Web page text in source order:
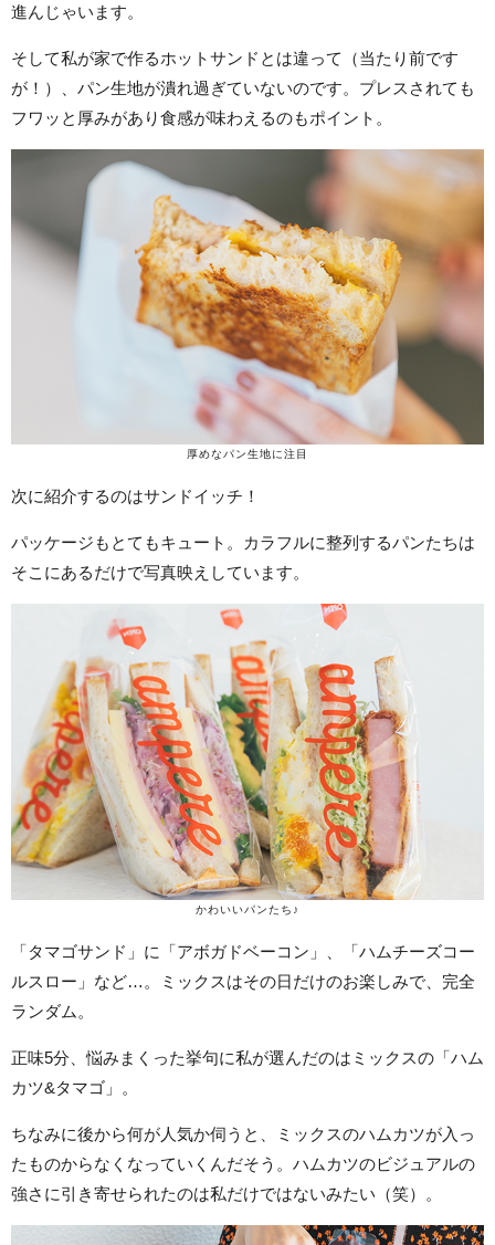
進んじゃいます。
そして私が家で作るホットサンドとは違って（当たり前です
が！）、パン生地が潰れ過ぎていないのです。プレスされても
フワッと厚みがあり食感が味わえるのもポイント。
厚めなパン生地に注目
次に紹介するのはサンドイッチ！
パッケージもとてもキュート。カラフルに整列するパンたちは
そこにあるだけで写真映えしています。
かわいいパンたち♪
「タマゴサンド」に「アボガドベーコン」、「ハムチーズコー
ルスロー」など…。ミックスはその日だけのお楽しみで、完全
ランダム。
正味5分、悩みまくった挙句に私が選んだのはミックスの「ハム
カツ&タマゴ」。
ちなみに後から何が人気か伺うと、ミックスのハムカツが入っ
たものからなくなっていくんだそう。ハムカツのビジュアルの
強さに引き寄せられたのは私だけではないみたい（笑）。